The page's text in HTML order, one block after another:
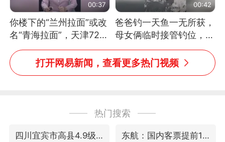
00:37
你楼下的“兰州拉面”或改
名“青海拉面”，天津72家
面馆已集体更换招牌
00:42
爸爸钓一天鱼一无所获，
母女俩临时接管钓位，用
玩具鱼竿钓上大鱼
打开网易新闻，查看更多热门视频
热门搜索
四川宜宾市高县4.9级地震致1人死亡 东航：国内客票提前14天免费退改